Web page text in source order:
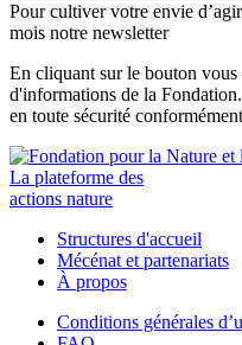
Pour cultiver votre envie
mois notre newsletter
En cliquant sur le bouton
d'informations de la
en toute sécurité
La plateforme des
actions nature
Structures d'accueil
Mécénat et partenariats
À propos
Conditions générales